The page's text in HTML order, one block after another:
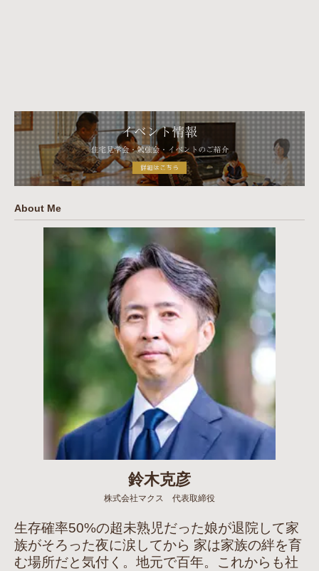
About Me
鈴木克彦
株式会社マクス 代表取締役
生存確率50%の超未熟児だった娘が退院して家
族がそろった夜に涙してから 家は家族の絆を育
む場所だと気付く。地元で百年。これからも社